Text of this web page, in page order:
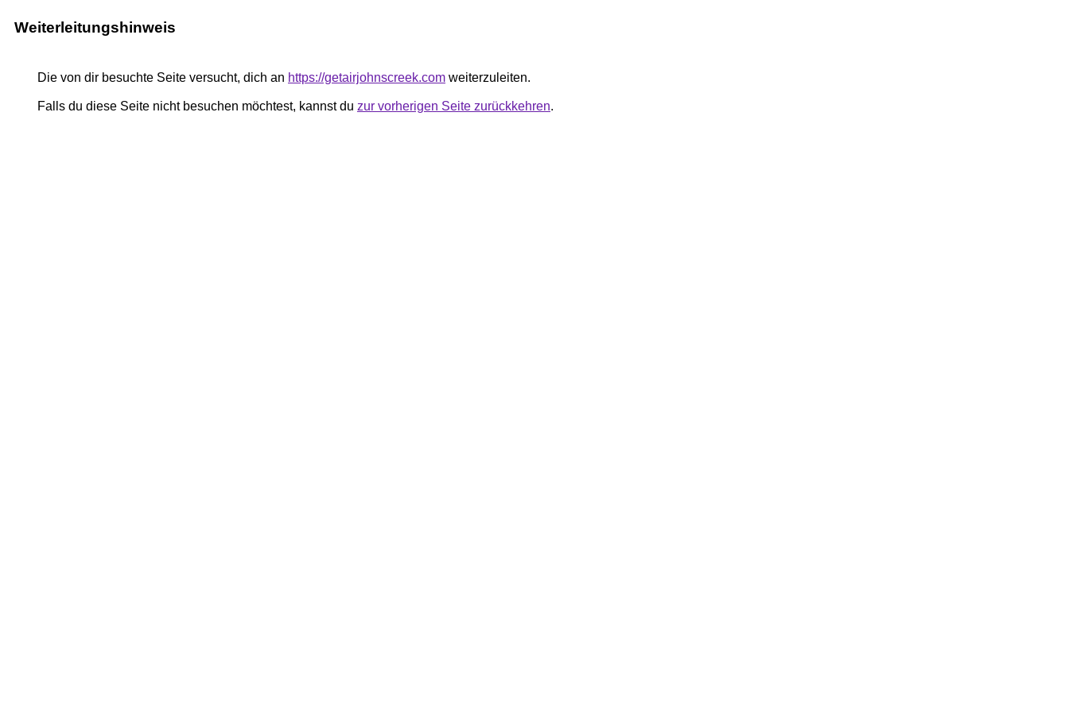
Weiterleitungshinweis
Die von dir besuchte Seite versucht, dich an https://getairjohnscreek.com weiterzuleiten.
Falls du diese Seite nicht besuchen möchtest, kannst du zur vorherigen Seite zurückkehren.